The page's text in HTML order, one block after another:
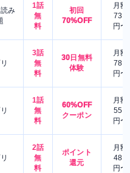
み
1話
無
料
初回
70%OFF
月額
730
円〜
3話
無
料
30日無料
体験
月額
780
円〜
1話
無
料
60%OFF
クーポン
月額
550
円〜
2話
無
料
ポイント
還元
月額
480
円〜